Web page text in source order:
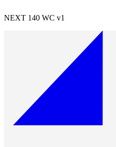
NEXT 140 WC v1